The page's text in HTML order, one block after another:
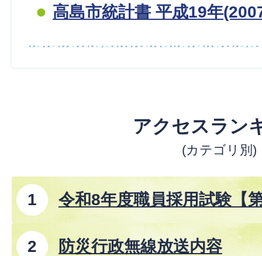
高島市統計書 平成19年
アクセスラン
(カテゴリ別)
令和8年度職員採用試験【
防災行政無線放送内容